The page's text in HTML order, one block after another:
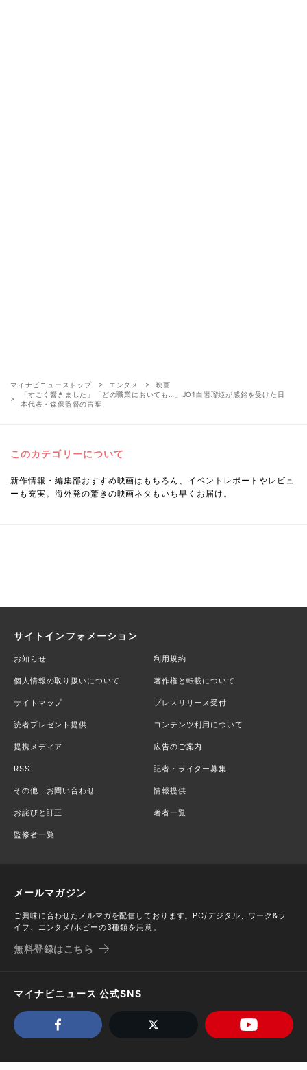
マイナビニューストップ エンタメ
映画
「すごく響きました」「どの職業においても…」JO1白岩瑠姫が感銘を受けた日
本代表・森保監督の言葉
このカテゴリーについて
新作情報・編集部おすすめ映画はもちろん、イベントレポートやレビュ
ーも充実。海外発の驚きの映画ネタもいち早くお届け。
サイトインフォメーション
お知らせ 利用規約
個人情報の取り扱いについて 著作権と転載について
サイトマップ プレスリリース受付
読者プレゼント提供 コンテンツ利用について
提携メディア 広告のご案内
RSS 記者・ライター募集
その他、お問い合わせ 情報提供
お詫びと訂正 著者一覧
監修者一覧
メールマガジン
ご興味に合わせたメルマガを配信しております。PC/デジタル、ワーク&ラ
イフ、エンタメ/ホビーの3種類を用意。
無料登録はこちら
マイナビニュース 公式SNS